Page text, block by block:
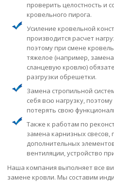
проверить целостность и
кровельного пирога.
Усиление кровельной
производится расчет
поэтому при смене
тяжелое (например,
сланцевую кровлю)
разгрузки обрешетки.
Замена стропильной
себя всю нагрузку,
потерять свою
Также к работам по
замена карнизных свесов,
дополнительных
вентиляции, устройство
Наша компания выполняет все
замене кровли. Мы составим